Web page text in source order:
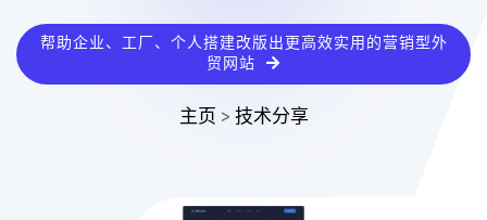
帮助企业、工厂、个人搭建改版出更高效实用的营销型外
贸网站
主页 > 技术分享